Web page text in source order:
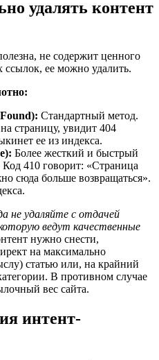
удалять контент
не содержит ценного
ссылок, ее можно удалить.
Стандартный метод.
страницу, увидит 404
ее из индекса.
Более жесткий и быстрый
410 говорит: «Страница
сюда больше возвращаться».
не удаляйте с отдачей
ведут качественные
нужно снести,
на максимально
статью или, на крайний
В противном случае
вес сайта.
интент-